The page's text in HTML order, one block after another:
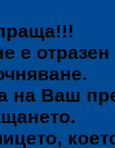
е
Ваш